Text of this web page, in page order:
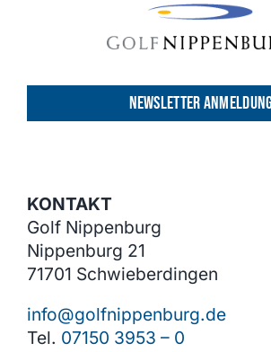
NEWSLETTER
KONTAKT
Golf Nippenburg
Nippenburg 21
71701 Schwieberdingen
info@golfnippenburg.de
Tel. 07150 3953 – 0